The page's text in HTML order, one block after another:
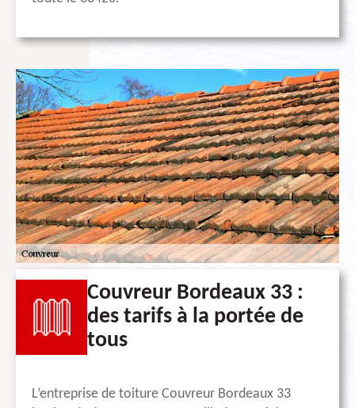
Couvreur Bordeaux 33 :
des tarifs à la portée de
tous
L’entreprise de toiture Couvreur Bordeaux 33